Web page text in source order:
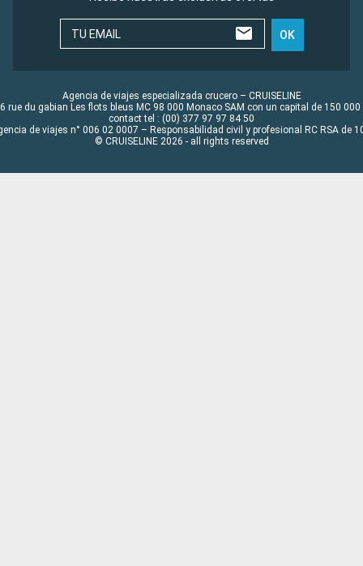
TU EMAIL OK
Agencia de viajes especializada crucero – CRUISELINE
rue du gabian Les flots bleus MC 98 000 Monaco SAM con un capital de 150 000
contact tel : (00) 377 97 97 84 50
de viajes n° 006 02 0007 – Responsabilidad civil y profesional RC RSA de
© CRUISELINE 2026 - all rights reserved